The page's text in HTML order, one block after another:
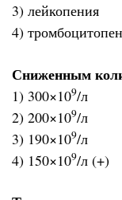
3) лейкопения
4)
Сниженным
1) 300×109/л
2) 200×109/л
3) 190×109/л
4) 150×109/л (+)